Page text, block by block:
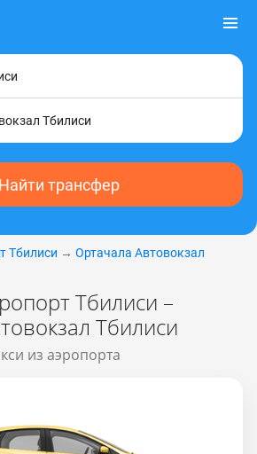
Найти трансфер
Тбилиси → Ортачала Автовокзал
Тбилиси –
Тбилиси
из аэропорта